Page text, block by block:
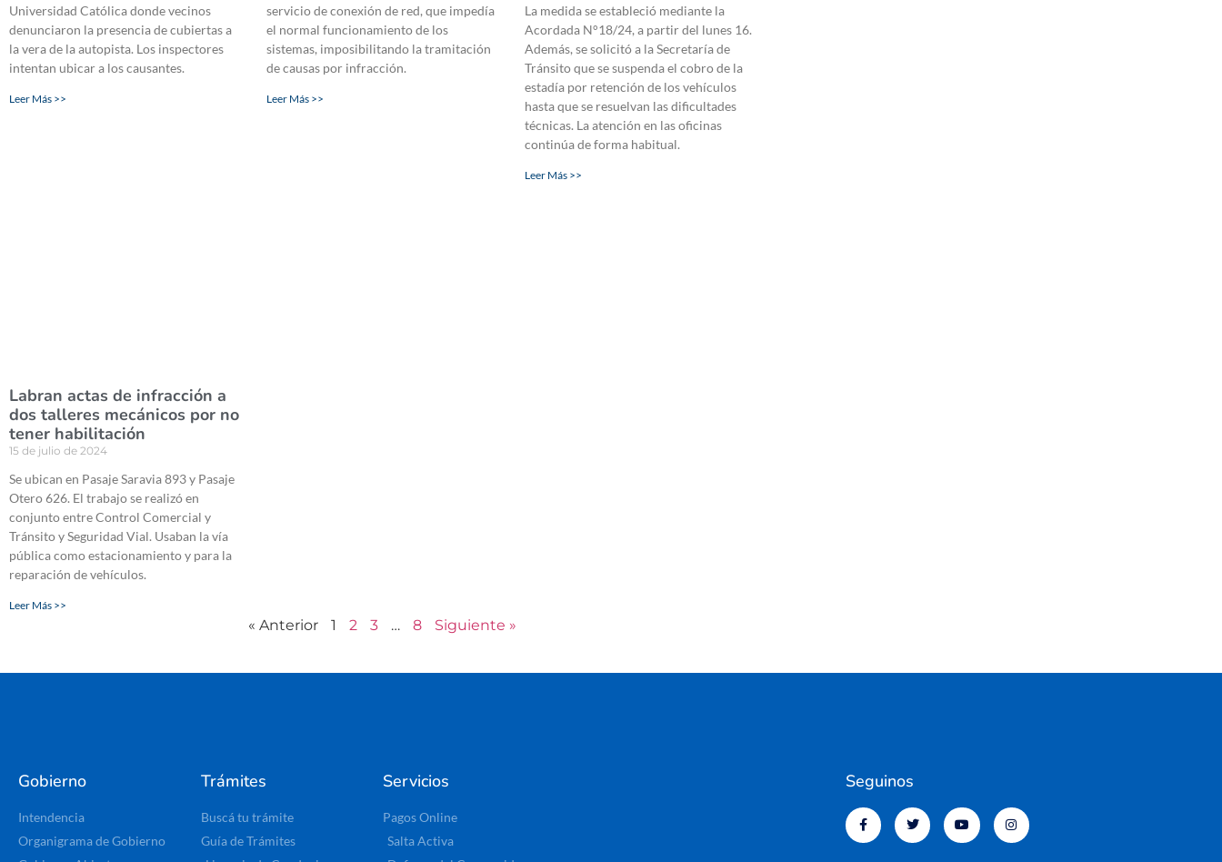
Universidad Católica donde vecinos
denunciaron la presencia de cubiertas a
la vera de la autopista. Los inspectores
intentan ubicar a los causantes.
Leer Más >>
servicio de conexión de red, que impedía
el normal funcionamiento de los
sistemas, imposibilitando la tramitación
de causas por infracción.
Leer Más >>
La medida se estableció mediante la
Acordada N°18/24, a partir del lunes 16.
Además, se solicitó a la Secretaría de
Tránsito que se suspenda el cobro de la
estadía por retención de los vehículos
hasta que se resuelvan las dificultades
técnicas. La atención en las oficinas
continúa de forma habitual.
Leer Más >>
Labran actas de infracción a
dos talleres mecánicos por no
tener habilitación
15 de julio de 2024
Se ubican en Pasaje Saravia 893 y Pasaje
Otero 626. El trabajo se realizó en
conjunto entre Control Comercial y
Tránsito y Seguridad Vial. Usaban la vía
pública como estacionamiento y para la
reparación de vehículos.
Leer Más >>
« Anterior 1 2 3 … 8 Siguiente »
Gobierno
Intendencia
Organigrama de Gobierno
Trámites
Buscá tu trámite
Guía de Trámites
Servicios
Pagos Online
Salta Activa
Seguinos